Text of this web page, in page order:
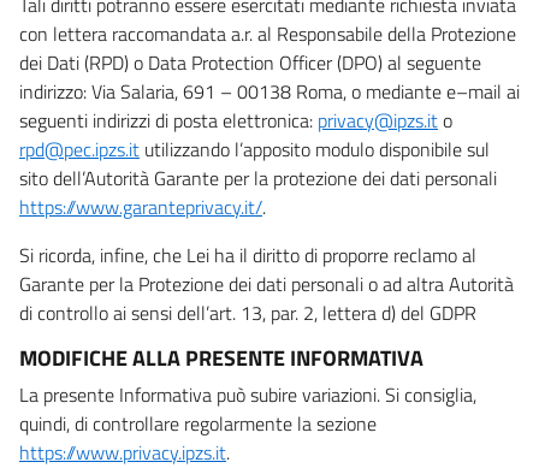
con lettera raccomandata a.r. al Responsabile della Protezione
dei Dati (RPD) o Data Protection Officer (DPO) al seguente
indirizzo: Via Salaria, 691 – 00138 Roma, o mediante e–mail ai
seguenti indirizzi di posta elettronica: privacy@ipzs.ito
rpd@pec.ipzs.it utilizzando l’apposito modulo disponibile sul
sito dell’Autorità Garante per la protezione dei dati personali
https://www.garanteprivacy.it/.
Si ricorda, infine, che Lei ha il diritto di proporre reclamo al
Garante per la Protezione dei dati personali o ad altra Autorità
di controllo ai sensi dell’art. 13, par. 2, lettera d) del GDPR
MODIFICHE ALLA PRESENTE INFORMATIVA
La presente Informativa può subire variazioni. Si consiglia,
quindi, di controllare regolarmente la sezione
https://www.privacy.ipzs.it.